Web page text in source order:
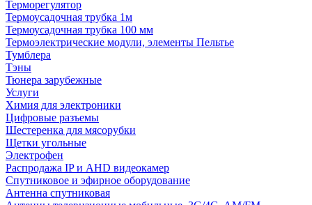
Терморегулятор
Термоусадочная трубка 1м
Термоусадочная трубка 100 мм
Термоэлектрические модули, элементы Пельтье
Тумблера
Тэны
Тюнера зарубежные
Услуги
Химия для электроники
Цифровые разъемы
Шестеренка для мясорубки
Щетки угольные
Электрофен
Распродажа IP и AHD видеокамер
Спутниковое и эфирное оборудование
Антенна спутниковая